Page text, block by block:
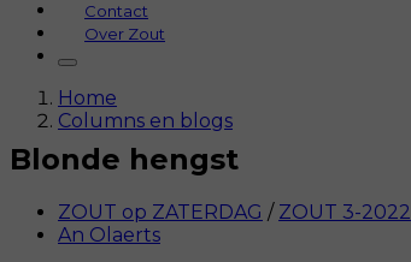
Contact
Over Zout
Home
Columns en blogs
Blonde hengst
ZOUT op ZATERDAG / ZOUT 3-2022
An Olaerts